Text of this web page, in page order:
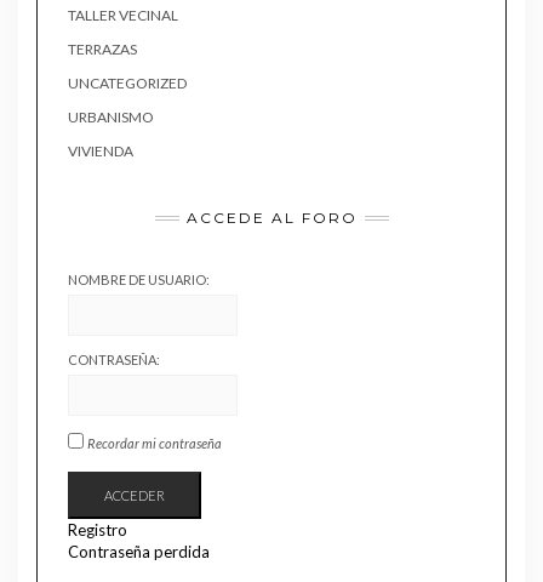
TALLER VECINAL
TERRAZAS
UNCATEGORIZED
URBANISMO
VIVIENDA
ACCEDE AL FORO
NOMBRE DE USUARIO:
CONTRASEÑA:
Recordar mi contraseña
ACCEDER
Registro
Contraseña perdida